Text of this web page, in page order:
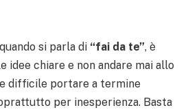
si parla di “fai da te”, è
idee chiare e non andare mai allo
difficile portare a termine
per inesperienza. Basta